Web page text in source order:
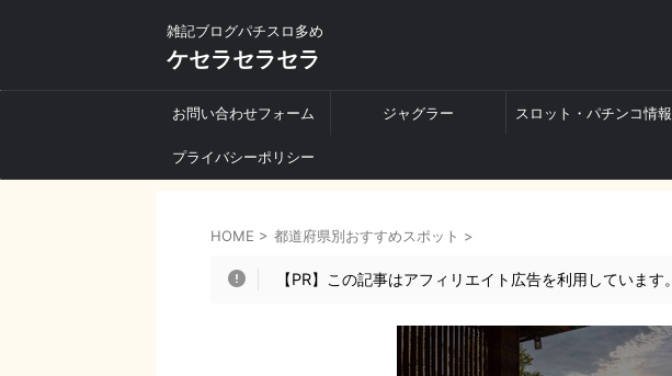
雑記ブログパチスロ多め
ケセラセラセラ
お問い合わせフォーム ジャグラー スロット・パチンコ情報
プライバシーポリシー
HOME > 都道府県別おすすめスポット >
【PR】この記事はアフィリエイト広告を利用しています。